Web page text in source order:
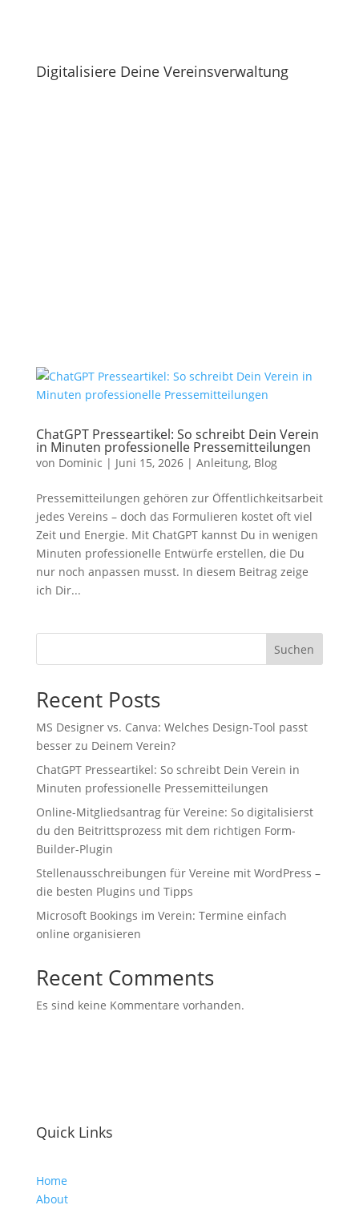
Digitalisiere Deine Vereinsverwaltung
ChatGPT Presseartikel: So schreibt Dein Verein
in Minuten professionelle Pressemitteilungen
von Dominic | Juni 15, 2026| Anleitung, Blog
Pressemitteilungen gehören zur Öffentlichkeitsarbeit
jedes Vereins – doch das Formulieren kostet oft viel
Zeit und Energie. Mit ChatGPT kannst Du in wenigen
Minuten professionelle Entwürfe erstellen, die Du
nur noch anpassen musst. In diesem Beitrag zeige
ich Dir...
Suchen
Recent Posts
MS Designer vs. Canva: Welches Design-Tool passt
besser zu Deinem Verein?
ChatGPT Presseartikel: So schreibt Dein Verein in
Minuten professionelle Pressemitteilungen
Online-Mitgliedsantrag für Vereine: So digitalisierst
du den Beitrittsprozess mit dem richtigen Form-
Builder-Plugin
Stellenausschreibungen für Vereine mit WordPress –
die besten Plugins und Tipps
Microsoft Bookings im Verein: Termine einfach
online organisieren
Recent Comments
Es sind keine Kommentare vorhanden.
Quick Links
Home
About